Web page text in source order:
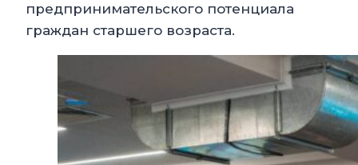
предпринимательского потенциала
граждан старшего возраста.